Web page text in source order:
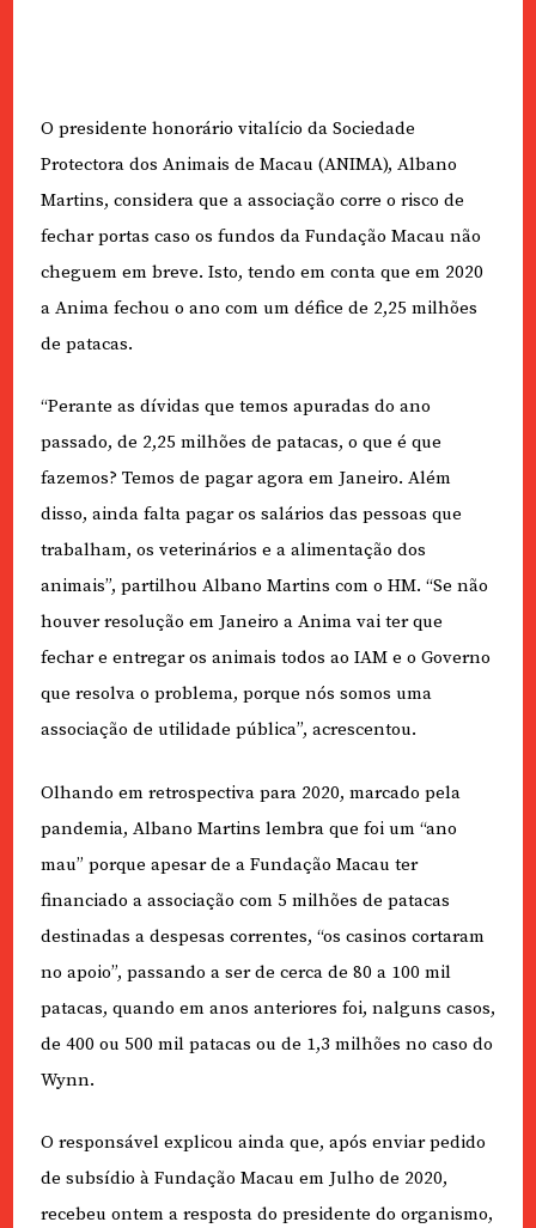
O presidente honorário vitalício da Sociedade
Protectora dos Animais de Macau (ANIMA), Albano
Martins, considera que a associação corre o risco de
fechar portas caso os fundos da Fundação Macau não
cheguem em breve. Isto, tendo em conta que em 2020
a Anima fechou o ano com um défice de 2,25 milhões
de patacas.
“Perante as dívidas que temos apuradas do ano
passado, de 2,25 milhões de patacas, o que é que
fazemos? Temos de pagar agora em Janeiro. Além
disso, ainda falta pagar os salários das pessoas que
trabalham, os veterinários e a alimentação dos
animais”, partilhou Albano Martins com o HM. “Se não
houver resolução em Janeiro a Anima vai ter que
fechar e entregar os animais todos ao IAM e o Governo
que resolva o problema, porque nós somos uma
associação de utilidade pública”, acrescentou.
Olhando em retrospectiva para 2020, marcado pela
pandemia, Albano Martins lembra que foi um “ano
mau” porque apesar de a Fundação Macau ter
financiado a associação com 5 milhões de patacas
destinadas a despesas correntes, “os casinos cortaram
no apoio”, passando a ser de cerca de 80 a 100 mil
patacas, quando em anos anteriores foi, nalguns casos,
de 400 ou 500 mil patacas ou de 1,3 milhões no caso do
Wynn.
O responsável explicou ainda que, após enviar pedido
de subsídio à Fundação Macau em Julho de 2020,
recebeu ontem a resposta do presidente do organismo,